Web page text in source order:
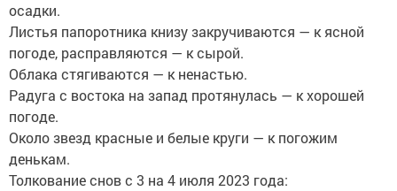
осадки.
Листья папоротника книзу закручиваются — к ясной
погоде, расправляются — к сырой.
Облака стягиваются — к ненастью.
Радуга с востока на запад протянулась — к хорошей
погоде.
Около звезд красные и белые круги — к погожим
денькам.
Толкование снов с 3 на 4 июля 2023 года: